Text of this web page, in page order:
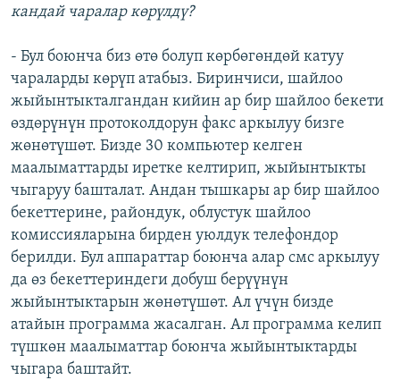
кандай чаралар көрүлдү?
- Бул боюнча биз өтө болуп көрбөгөндөй катуу
чараларды көрүп атабыз. Биринчиси, шайлоо
жыйынтыкталгандан кийин ар бир шайлоо бекети
өздөрүнүн протоколдорун факс аркылуу бизге
жөнөтүшөт. Бизде 30 компьютер келген
маалыматтарды иретке келтирип, жыйынтыкты
чыгаруу башталат. Андан тышкары ар бир шайлоо
бекеттерине, райондук, облустук шайлоо
комиссияларына бирден уюлдук телефондор
берилди. Бул аппараттар боюнча алар смс аркылуу
да өз бекеттериндеги добуш берүүнүн
жыйынтыктарын жөнөтүшөт. Ал үчүн бизде
атайын программа жасалган. Ал программа келип
түшкөн маалыматтар боюнча жыйынтыктарды
чыгара баштайт.